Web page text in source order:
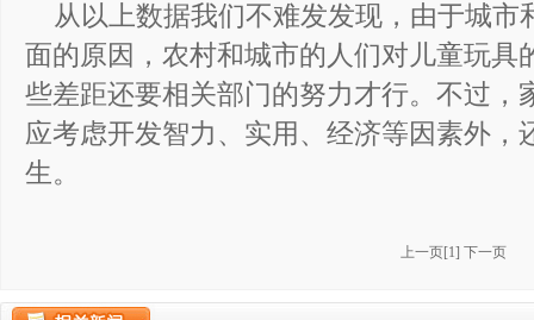
从以上数据我们不难发发现，由于城
面的原因，农村和城市的人们对儿童玩具
些差距还要相关部门的努力才行。不过，
应考虑开发智力、实用、经济等因素外，
生。
上一页[1]下一页